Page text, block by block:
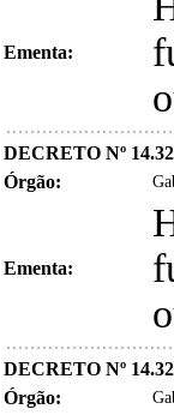
Ementa:
DECRETO Nº
Órgão:
Ementa:
DECRETO Nº
Órgão: